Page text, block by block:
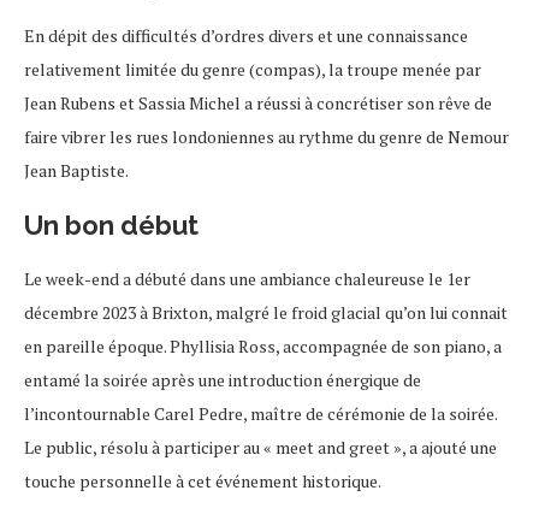
En dépit des difficultés d’ordres divers et une connaissance
relativement limitée du genre (compas), la troupe menée par
Jean Rubens et Sassia Michel a réussi à concrétiser son rêve de
faire vibrer les rues londoniennes au rythme du genre de Nemour
Jean Baptiste.
Un bon début
Le week-end a débuté dans une ambiance chaleureuse le 1er
décembre 2023 à Brixton, malgré le froid glacial qu’on lui connait
en pareille époque. Phyllisia Ross, accompagnée de son piano, a
entamé la soirée après une introduction énergique de
l’incontournable Carel Pedre, maître de cérémonie de la soirée.
Le public, résolu à participer au « meet and greet », a ajouté une
touche personnelle à cet événement historique.